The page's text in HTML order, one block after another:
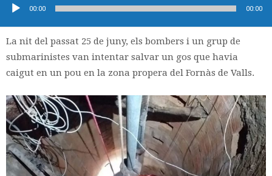
d'àudio
00:00 00:00
La nit del passat 25 de juny, els bombers i un grup de
submarinistes van intentar salvar un gos que havia
caigut en un pou en la zona propera del Fornàs de Valls.